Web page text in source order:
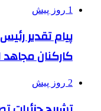
1 روز پیش
پیام تقدیر
کارکنان
2 روز پیش